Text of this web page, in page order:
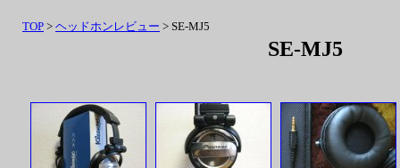
SE-MJ5
TOP > ヘッドホンレビュー > SE-MJ5